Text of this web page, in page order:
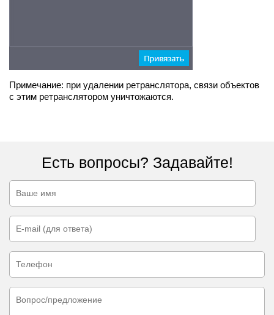
Примечание: при удалении ретранслятора, связи объектов
с этим ретранслятором уничтожаются.
Есть вопросы? Задавайте!